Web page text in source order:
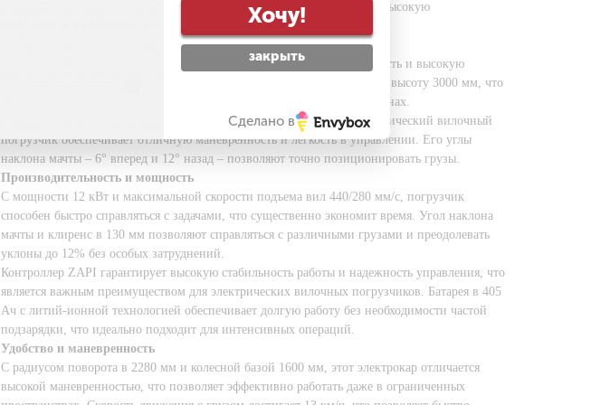
технические характеристики этого электропогрузчика обеспечивают высокую
Общий вес погрузчика составляет 5420 кг, что придает ему стабильность и высокую
грузоподъемность. Он способен поднимать грузы весом до 3500 кг на высоту 3000 мм, что
делает его идеальным для работы на складах и в производственных зонах.
С свободным ходом каретки в 100 мм и длиной вил в 1070 мм, электрический вилочный
погрузчик обеспечивает отличную маневренность и легкость в управлении. Его углы
наклона мачты – 6° вперед и 12° назад – позволяют точно позиционировать грузы.
Производительность и мощность
С мощности 12 кВт и максимальной скорости подъема вил 440/280 мм/с, погрузчик
способен быстро справляться с задачами, что существенно экономит время. Угол наклона
мачты и клиренс в 130 мм позволяют справляться с различными грузами и преодолевать
уклоны до 12% без особых затруднений.
Контроллер ZAPI гарантирует высокую стабильность работы и надежность управления, что
является важным преимуществом для электрических вилочных погрузчиков. Батарея в 405
Ач с литий-ионной технологией обеспечивает долгую работу без необходимости частой
подзарядки, что идеально подходит для интенсивных операций.
Удобство и маневренность
С радиусом поворота в 2280 мм и колесной базой 1600 мм, этот электрокар отличается
высокой маневренностью, что позволяет эффективно работать даже в ограниченных
Хочу!
закрыть
Сделано в